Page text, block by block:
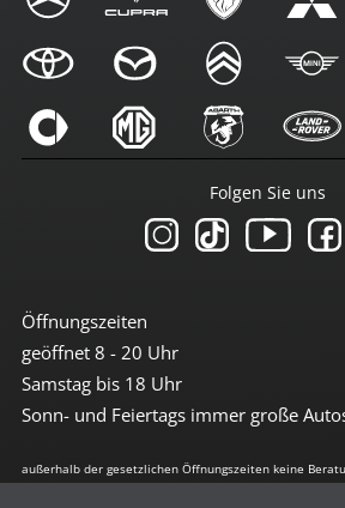
Öffnungszeiten
geöffnet 8 - 20 Uhr
Samstag bis 18 Uhr
Sonn- und Feiertags immer große
Folgen Sie uns
außerhalb der gesetzlichen Öffnungszeiten keine